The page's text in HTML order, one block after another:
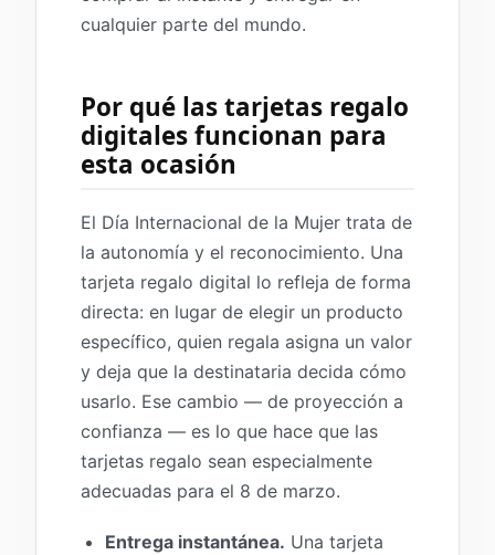
cualquier parte del mundo.
Por qué las tarjetas regalo
digitales funcionan para
esta ocasión
El Día Internacional de la Mujer trata de
la autonomía y el reconocimiento. Una
tarjeta regalo digital lo refleja de forma
directa: en lugar de elegir un producto
específico, quien regala asigna un valor
y deja que la destinataria decida cómo
usarlo. Ese cambio — de proyección a
confianza — es lo que hace que las
tarjetas regalo sean especialmente
adecuadas para el 8 de marzo.
Entrega instantánea. Una tarjeta